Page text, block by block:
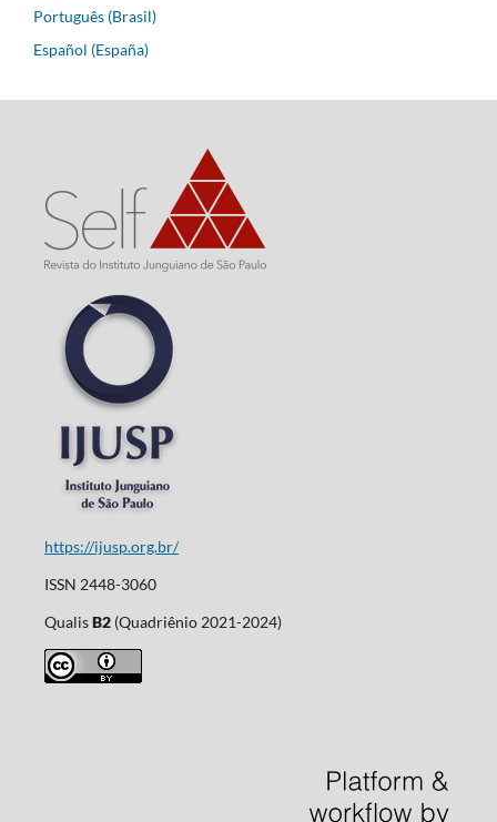
Português (Brasil)
Español (España)
https://ijusp.org.br/
ISSN 2448-3060
QualisB2(Quadriênio 2021-2024)